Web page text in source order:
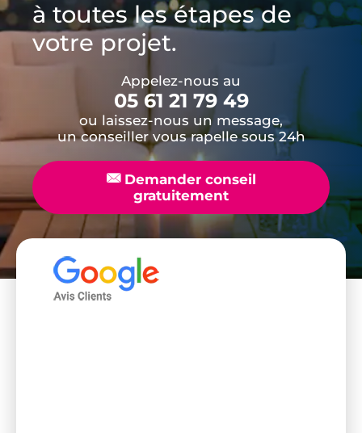
à toutes les étapes de
votre projet.
Appelez-nous au
05 61 21 79 49
ou laissez-nous un message,
un conseiller vous rapelle sous 24h
📧Demander conseil
gratuitement